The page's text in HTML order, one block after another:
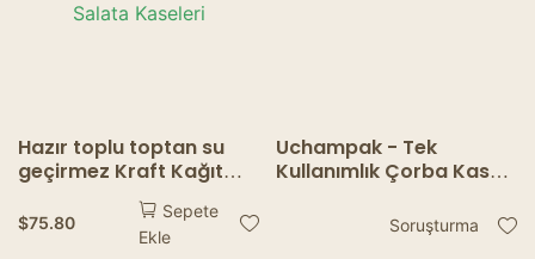
Hazır toplu toptan su
geçirmez Kraft Kağıt
Yiyecek Kasesi Kağıt
Kapaklı Tek Kullanımlık
Salata Kaseleri
$75.80
Sepete
Ekle
Uchampak - Tek
Kullanımlık Çorba Kasesi
Salata KasesiSoruşturma